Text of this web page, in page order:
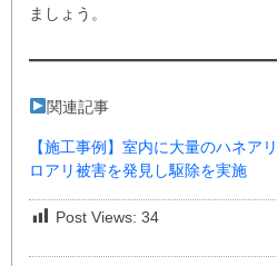
ましょう。
関連記事
【施工事例】室内に大量のハネア
ロアリ被害を発見し駆除を実施
Post Views: 34